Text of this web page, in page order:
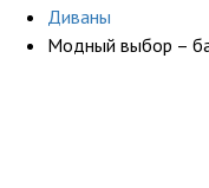
Диваны
Модный выбор –